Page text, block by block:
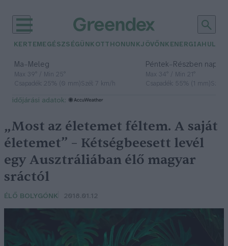
KERTEM EGÉSZSÉGÜNK OTTHONUNKJÖVŐNK ENERGIA
Ma– Meleg
Max 39° / Min 25°
Csapadék: 25% (0 mm)Szél: 7 km/h
Péntek– Részben
Max 34° / Min 21°
Csapadék: 55% (1 mm)Szél:
időjárási adatok:
„Most az életemet féltem. A saját
életemet” – Kétségbeesett levél
egy Ausztráliában élő magyar
sráctól
ÉLŐ BOLYGÓNK 2018.01.12